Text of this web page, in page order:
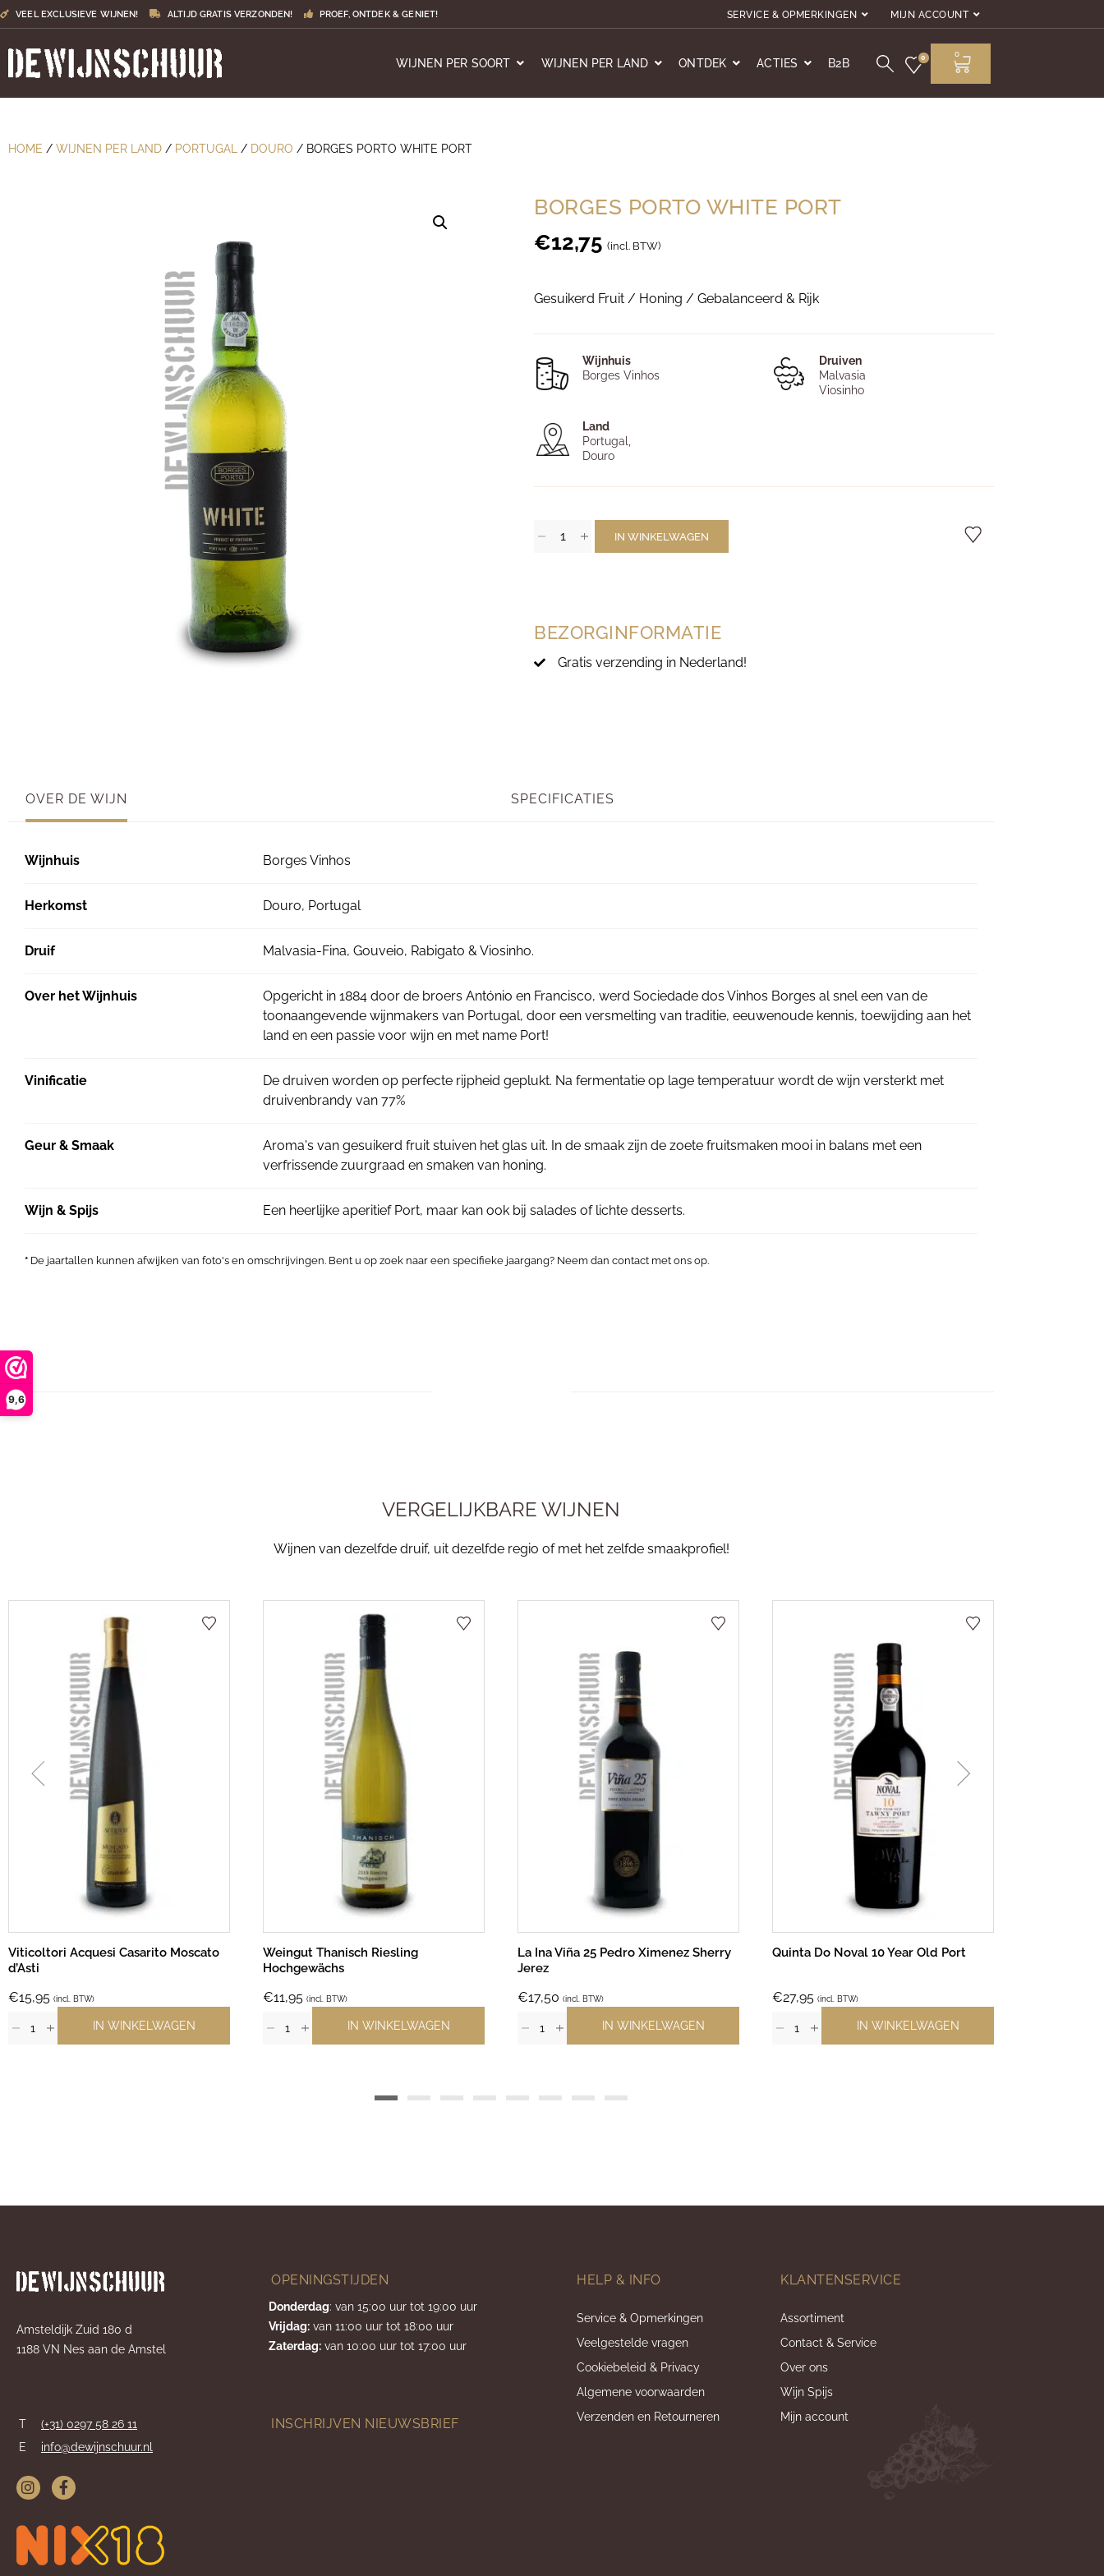
9,6
VEEL EXCLUSIEVE WIJNEN! ALTIJD GRATIS VERZONDEN! PROEF, ONTDEK & GENIET! SERVICE & OPMERKINGEN MIJN ACCOUNT
WIJNEN PER SOORT WIJNEN PER LAND ONTDEK ACTIES B2B 0 0
HOME / WIJNEN PER LAND / PORTUGAL / DOURO / BORGES PORTO WHITE PORT
BORGES PORTO WHITE PORT
€12,75 (incl. BTW)
Gesuikerd Fruit / Honing / Gebalanceerd & Rijk
Wijnhuis
Borges Vinhos
Druiven
Malvasia
Viosinho
Land
Portugal,
Douro
IN WINKELWAGEN
BEZORGINFORMATIE
Gratis verzending in Nederland!
OVER DE WIJN SPECIFICATIES
Wijnhuis Borges Vinhos
Herkomst Douro, Portugal
Druif Malvasia-Fina, Gouveio, Rabigato & Viosinho.
Over het Wijnhuis
Opgericht in 1884 door de broers António en Francisco, werd Sociedade dos Vinhos Borges al snel een van de
toonaangevende wijnmakers van Portugal, door een versmelting van traditie, eeuwenoude kennis, toewijding aan het
land en een passie voor wijn en met name Port!
Vinificatie
De druiven worden op perfecte rijpheid geplukt. Na fermentatie op lage temperatuur wordt de wijn versterkt met
druivenbrandy van 77%
Geur & Smaak
Aroma's van gesuikerd fruit stuiven het glas uit. In de smaak zijn de zoete fruitsmaken mooi in balans met een
verfrissende zuurgraad en smaken van honing.
Wijn & Spijs Een heerlijke aperitief Port, maar kan ook bij salades of lichte desserts.
* De jaartallen kunnen afwijken van foto's en omschrijvingen. Bent u op zoek naar een specifieke jaargang? Neem dan contact met ons op.
VERGELIJKBARE WIJNEN
Wijnen van dezelfde druif, uit dezelfde regio of met het zelfde smaakprofiel!
Viticoltori Acquesi Casarito Moscato
d’Asti
€15,95 (incl. BTW)
IN WINKELWAGEN
Weingut Thanisch Riesling
Hochgewächs
€11,95 (incl. BTW)
IN WINKELWAGEN
La Ina Viña 25 Pedro Ximenez Sherry
Jerez
€17,50 (incl. BTW)
IN WINKELWAGEN
Quinta Do Noval 10 Year Old Port
€27,95 (incl. BTW)
IN WINKELWAGEN
Amsteldijk Zuid 180 d
1188 VN Nes aan de Amstel
T
(+31) 0297 58 26 11
E
info@dewijnschuur.nl
OPENINGSTIJDEN
Donderdag: van 15:00 uur tot 19:00 uur
Vrijdag: van 11:00 uur tot 18:00 uur
Zaterdag: van 10:00 uur tot 17:00 uur
INSCHRIJVEN NIEUWSBRIEF
HELP & INFO
Service & Opmerkingen
Veelgestelde vragen
Cookiebeleid & Privacy
Algemene voorwaarden
Verzenden en Retourneren
KLANTENSERVICE
Assortiment
Contact & Service
Over ons
Wijn Spijs
Mijn account